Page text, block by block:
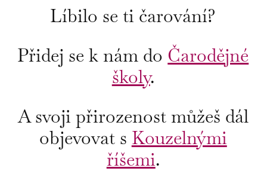
Líbilo se ti čarování?
Přidej se k nám do Čarodějné
školy.
A svoji přirozenost můžeš dál
objevovat s Kouzelnými
říšemi.